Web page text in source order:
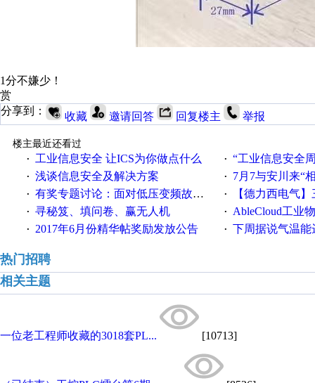
1分不嫌少！
赏
分享到：
收藏 邀请回答 回复楼主 举报
楼主最近还看过
·
工业信息安全 让ICS为你做点什么 · “工业信息安全周之我见”
· 浅谈信息安全及解决方案 · 7月7与安川来“
· 有奖专题讨论：面对低压变频故障，老手是这样解决的！ · 【德力西电气】三
· 寻秘笈、填问卷、赢无人机 · AbleCloud工业物联
· 2017年6月份精华帖奖励发放公告 · 下周据说气温能
热门招聘
相关主题
一位老工程师收藏的3018套PL... [10713]